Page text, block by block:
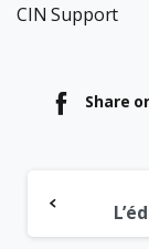
CIN Support
Share
Reading